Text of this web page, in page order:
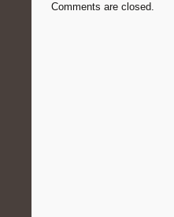
Comments are closed.